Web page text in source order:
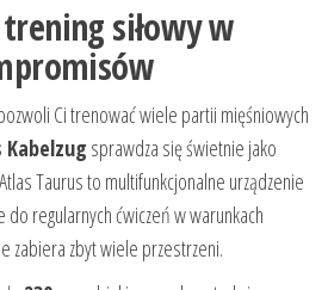
siłowy w
Ci trenować wiele partii mięśniowych
Kabelzug sprawdza się świetnie jako
Taurus to multifunkcjonalne urządzenie
regularnych ćwiczeń w warunkach
zbyt wiele przestrzeni.